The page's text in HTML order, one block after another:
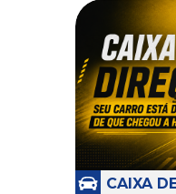
chegou!
agora
CAIXA